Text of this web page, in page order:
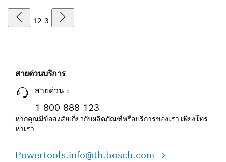
1 2 3
สายด่วนบริการ
สายด่วน :
1 800 888 123
หากคุณมีข้อสงสัยเกี่ยวกับผลิตภัณฑ์หรือบริการของเรา เพียงโทร
หาเรา
Powertools.info@th.bosch.com